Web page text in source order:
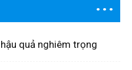
quả nghiêm trọng